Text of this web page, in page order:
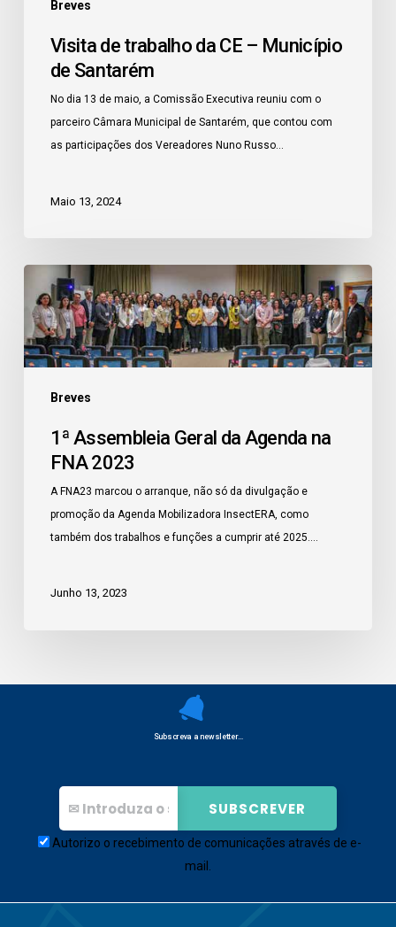
Breves
Visita de trabalho da CE – Município
de Santarém
No dia 13 de maio, a Comissão Executiva reuniu com o
parceiro Câmara Municipal de Santarém, que contou com
as participações dos Vereadores Nuno Russo…
Maio 13, 2024
Breves
Assembleia
Geral
da
Agenda
20231ª Assembleia Geral da Agenda na
FNA 2023
A FNA23 marcou o arranque, não só da divulgação e
promoção da Agenda Mobilizadora InsectERA, como
também dos trabalhos e funções a cumprir até 2025.…
Junho 13, 2023
Subscreva a newsletter…
Autorizo o recebimento de comunicações através de e-
mail.